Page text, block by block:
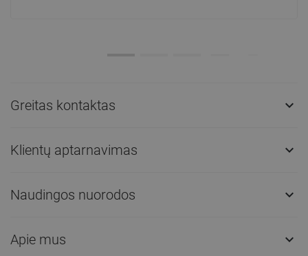
Greitas kontaktas 
Klientų aptarnavimas 
Naudingos nuorodos 
Apie mus 